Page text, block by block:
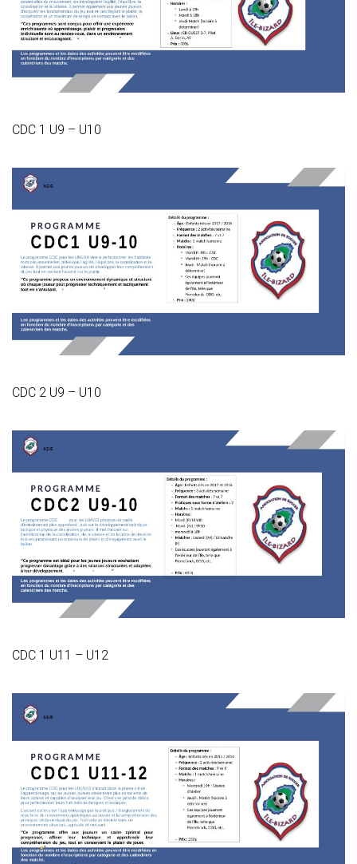
CDC 1 U9 – U10
CDC 2 U9 – U10
CDC 1 U11 – U12